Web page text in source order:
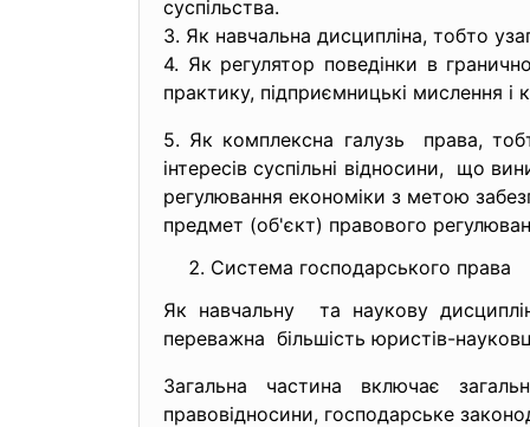
суспільства.
3. Як навчальна дисципліна, тобто
4. Як регулятор поведінки в
практику, підприємницькі мислення і
5. Як комплексна галузь права,
інтересів суспільні відносини,що
регулювання економіки з метою
предмет (об'єкт) правового
Система господарського права
Як навчальну та наукову
переважна більшість юристів-
Загальна частина включає
правовідносини, господарське